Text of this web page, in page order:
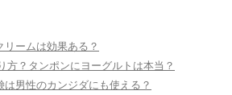
ームは効果ある？
方？タンポンにヨーグルトは本当？
男性のカンジダにも使える？